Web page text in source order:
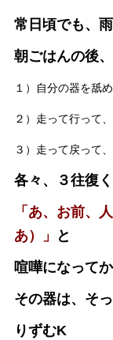
常日頃でも、
朝ごはんの後
１）自分の器を舐め
２）走って行って
３）走って戻って
各々、３往復
「あ、お前、
あ）」
と
喧嘩になって
その器は、そ
りずむK